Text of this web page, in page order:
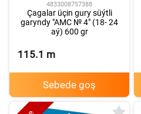
4833008757388
Çagalar üçin gury süýtli
garyndy "AMC № 4" (18- 24
aý) 600 gr
115.1 m
Sebede goş